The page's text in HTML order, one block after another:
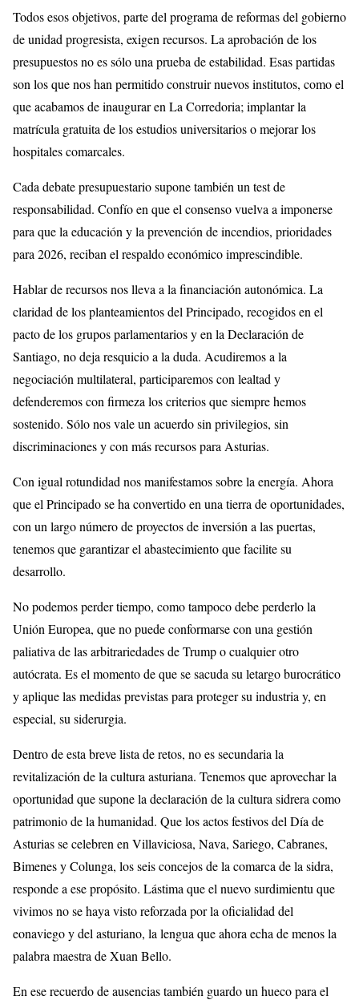
Todos esos objetivos, parte del programa de reformas del gobierno
de unidad progresista, exigen recursos. La aprobación de los
presupuestos no es sólo una prueba de estabilidad. Esas partidas
son los que nos han permitido construir nuevos institutos, como el
que acabamos de inaugurar en La Corredoria; implantar la
matrícula gratuita de los estudios universitarios o mejorar los
hospitales comarcales.
Cada debate presupuestario supone también un test de
responsabilidad. Confío en que el consenso vuelva a imponerse
para que la educación y la prevención de incendios, prioridades
para 2026, reciban el respaldo económico imprescindible.
Hablar de recursos nos lleva a la financiación autonómica. La
claridad de los planteamientos del Principado, recogidos en el
pacto de los grupos parlamentarios y en la Declaración de
Santiago, no deja resquicio a la duda. Acudiremos a la
negociación multilateral, participaremos con lealtad y
defenderemos con firmeza los criterios que siempre hemos
sostenido. Sólo nos vale un acuerdo sin privilegios, sin
discriminaciones y con más recursos para Asturias.
Con igual rotundidad nos manifestamos sobre la energía. Ahora
que el Principado se ha convertido en una tierra de oportunidades,
con un largo número de proyectos de inversión a las puertas,
tenemos que garantizar el abastecimiento que facilite su
desarrollo.
No podemos perder tiempo, como tampoco debe perderlo la
Unión Europea, que no puede conformarse con una gestión
paliativa de las arbitrariedades de Trump o cualquier otro
autócrata. Es el momento de que se sacuda su letargo burocrático
y aplique las medidas previstas para proteger su industria y, en
especial, su siderurgia.
Dentro de esta breve lista de retos, no es secundaria la
revitalización de la cultura asturiana. Tenemos que aprovechar la
oportunidad que supone la declaración de la cultura sidrera como
patrimonio de la humanidad. Que los actos festivos del Día de
Asturias se celebren en Villaviciosa, Nava, Sariego, Cabranes,
Bimenes y Colunga, los seis concejos de la comarca de la sidra,
responde a ese propósito. Lástima que el nuevo surdimientu que
vivimos no se haya visto reforzada por la oficialidad del
eonaviego y del asturiano, la lengua que ahora echa de menos la
palabra maestra de Xuan Bello.
En ese recuerdo de ausencias también guardo un hueco para el